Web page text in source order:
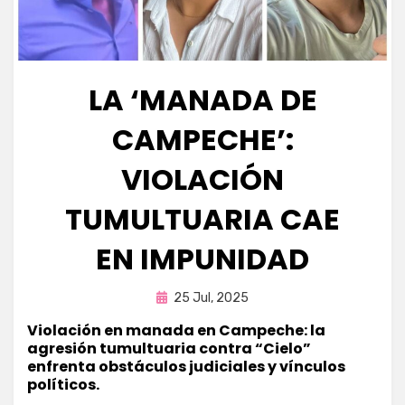
LA ‘MANADA DE
CAMPECHE’:
VIOLACIÓN
TUMULTUARIA CAE
EN IMPUNIDAD
porFernando Miranda Servín
Publicada
25 Jul, 2025
Violación en manada en Campeche: la
agresión tumultuaria contra “Cielo”
enfrenta obstáculos judiciales y vínculos
políticos.